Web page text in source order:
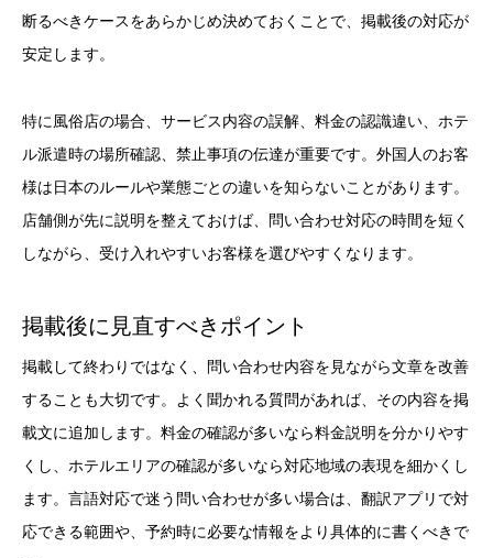
断るべきケースをあらかじめ決めておくことで、掲載後の対応が
安定します。
特に風俗店の場合、サービス内容の誤解、料金の認識違い、ホテ
ル派遣時の場所確認、禁止事項の伝達が重要です。外国人のお客
様は日本のルールや業態ごとの違いを知らないことがあります。
店舗側が先に説明を整えておけば、問い合わせ対応の時間を短く
しながら、受け入れやすいお客様を選びやすくなります。
掲載後に見直すべきポイント
掲載して終わりではなく、問い合わせ内容を見ながら文章を改善
することも大切です。よく聞かれる質問があれば、その内容を掲
載文に追加します。料金の確認が多いなら料金説明を分かりやす
くし、ホテルエリアの確認が多いなら対応地域の表現を細かくし
ます。言語対応で迷う問い合わせが多い場合は、翻訳アプリで対
応できる範囲や、予約時に必要な情報をより具体的に書くべきで